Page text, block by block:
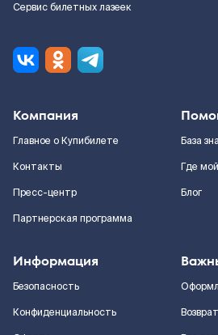
Сервис билетных лазеек
Компания
Главное о Купибилете
Контакты
Пресс-центр
Партнерская программа
База
Где
Блог
Информация
Безопасность
Конфиденциальность